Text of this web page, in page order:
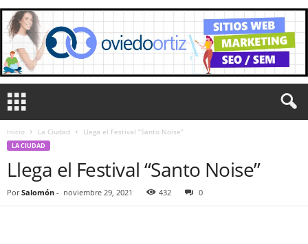
Inicio La Ciudad Llega el Festival “Santo Noise”
LA CIUDAD
Llega el Festival “Santo Noise”
Por Salomón - noviembre 29, 2021 432 0